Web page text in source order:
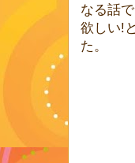
なる話
欲しい!
た。